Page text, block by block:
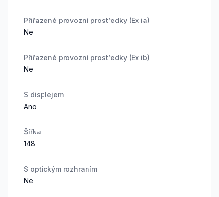
Přiřazené provozní prostředky (Ex ia)
Ne
Přiřazené provozní prostředky (Ex ib)
Ne
S displejem
Ano
Šířka
148
S optickým rozhraním
Ne